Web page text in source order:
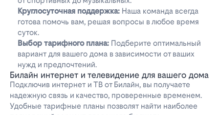
Круглосуточная поддержка: Наша команда всегда
готова помочь вам, решая вопросы в любое время
суток.
Выбор тарифного плана: Подберите оптимальный
вариант для вашего дома в зависимости от ваших
нужд и предпочтений.
Билайн интернет и телевидение для вашего дома
Подключив интернет и ТВ от Билайн, вы получаете
надежную связь и качество, проверенные временем.
Удобные тарифные планы позволят найти наиболее